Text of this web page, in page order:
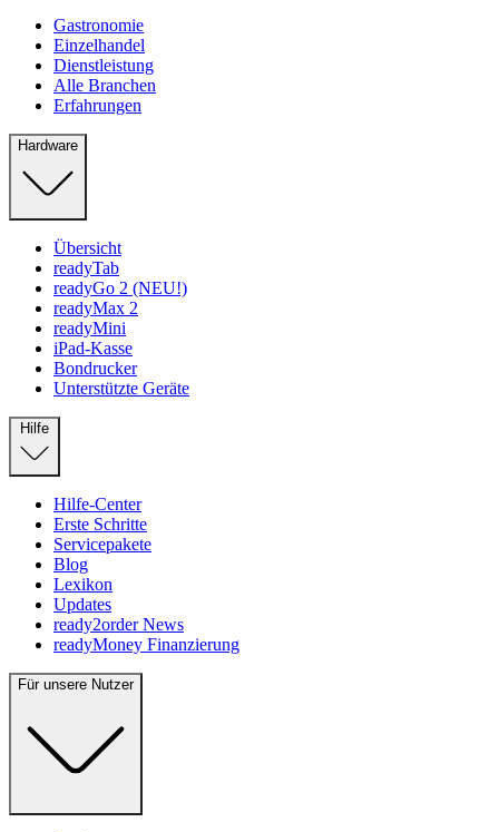
Gastronomie
Einzelhandel
Dienstleistung
Alle Branchen
Erfahrungen
Hardware
Übersicht
readyTab
readyGo 2 (NEU!)
readyMax 2
readyMini
iPad-Kasse
Bondrucker
Unterstützte Geräte
Hilfe-Center
Erste Schritte
Servicepakete
Blog
Lexikon
Updates
ready2order News
readyMoney Finanzierung
Für unsere Nutzer